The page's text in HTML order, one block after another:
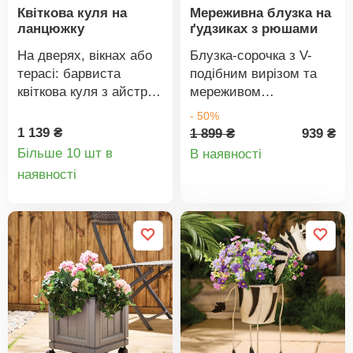
Квіткова куля на
ланцюжку
На дверях, вікнах або
терасі: барвиста
квіткова куля з айстр
поливати, обрізати або
доглядати. Не
справжньої. З
ланцюжком. Стійкий до
погодних умов.
1 139 ₴
Більше 10 шт в
наявності
Мереживна блузка на
ґудзиках з рюшами
Блузка-сорочка з V-
подібним вирізом та
мереживом
задовольнить навіть
найвищі модні вимоги.
Прямий крій.
подібний виріз.
Вставка на плечах
спереду та складки.
Застібка на ґудзики
спереду. Плісовані
рюші в проймах.
Прямий низ. Можна
прати в пральній
- 50%
1 899 ₴
939 ₴
В наявності